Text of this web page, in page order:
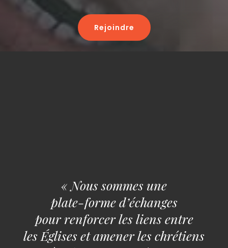
Rejoindre
« Nous sommes une
plate-forme d’échanges
pour renforcer les liens entre
les Églises et amener les chrétiens